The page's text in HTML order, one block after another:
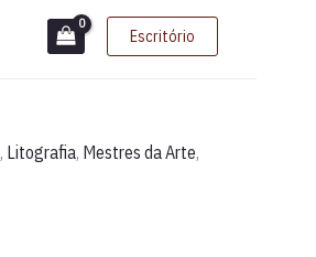
Escritório
, Litografia, Mestres da Arte,